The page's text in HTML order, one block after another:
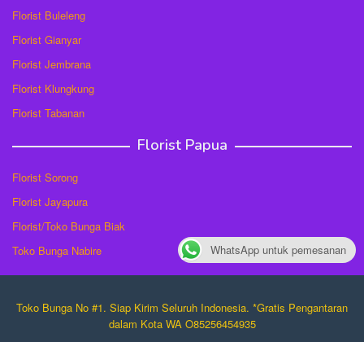
Florist Buleleng
Florist Gianyar
Florist Jembrana
Florist Klungkung
Florist Tabanan
Florist Papua
Florist Sorong
Florist Jayapura
Florist/Toko Bunga Biak
Toko Bunga Nabire
Toko Bunga No #1. Siap Kirim Seluruh Indonesia. *Gratis Pengantaran
dalam Kota WA O85256454935
WhatsApp untuk pemesanan